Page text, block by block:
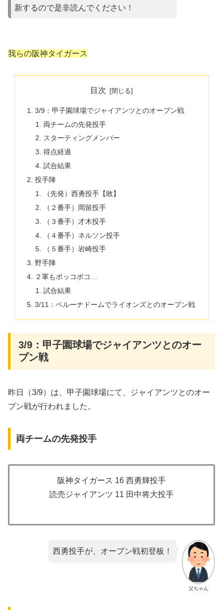
新するので是非読んでください！
我らの阪神タイガース
目次
3/9：甲子園球場でジャイアンツとのオープン戦
両チームの先発投手
スターティングメンバー
得点経過
試合結果
投手陣
（先発）西勇投手【敗】
（２番手）岡留投手
（３番手）才木投手
（４番手）ネルソン投手
（５番手）岩崎投手
野手陣
２軍もボッコボコ…
試合結果
3/11：ベルーナドームでライオンズとのオープン戦
3/9：甲子園球場でジャイアンツとのオー
プン戦
昨日（3/9）は、甲子園球場にて、ジャイアンツとのオー
プン戦が行われました。
両チームの先発投手
阪神タイガース 16 西勇輝投手
読売ジャイアンツ 11 田中将大投手
父ちゃん
西勇投手が、オープン戦初登板！